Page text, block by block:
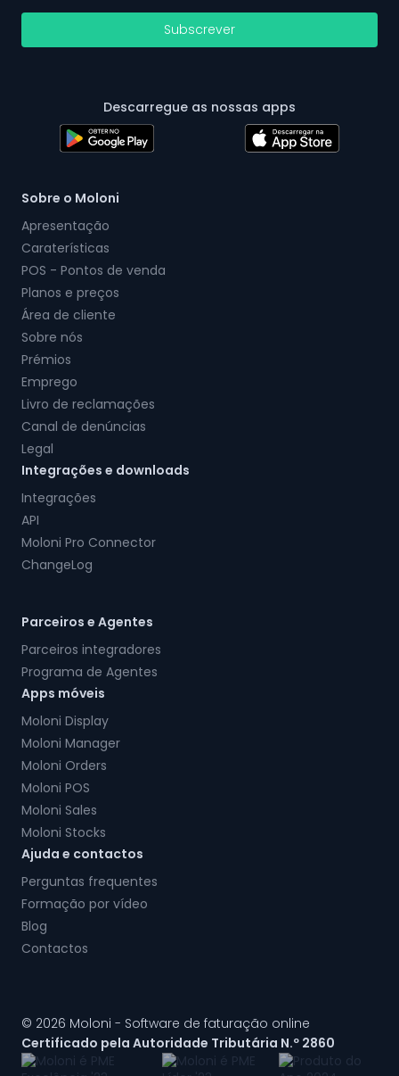
Subscrever
Descarregue as nossas apps
Sobre o Moloni
Apresentação
Caraterísticas
POS - Pontos de venda
Planos e preços
Área de cliente
Sobre nós
Prémios
Emprego
Livro de reclamações
Canal de denúncias
Legal
Integrações e downloads
Integrações
API
Moloni Pro Connector
ChangeLog
Parceiros e Agentes
Parceiros integradores
Programa de Agentes
Apps móveis
Moloni Display
Moloni Manager
Moloni Orders
Moloni POS
Moloni Sales
Moloni Stocks
Ajuda e contactos
Perguntas frequentes
Formação por vídeo
Blog
Contactos
© 2026 Moloni - Software de faturação online
Certificado pela Autoridade Tributária N.º 2860